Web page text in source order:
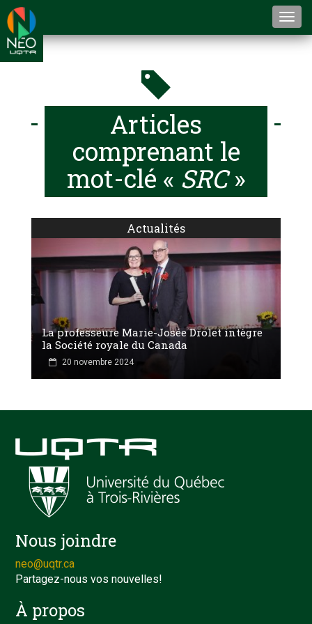
Articles
comprenant le
mot-clé « SRC»
Actualités
La professeure Marie-Josée Drolet intègre
la Société royale du Canada
20 novembre 2024
Nous joindre
neo@uqtr.ca
Partagez-nous vos nouvelles!
À propos